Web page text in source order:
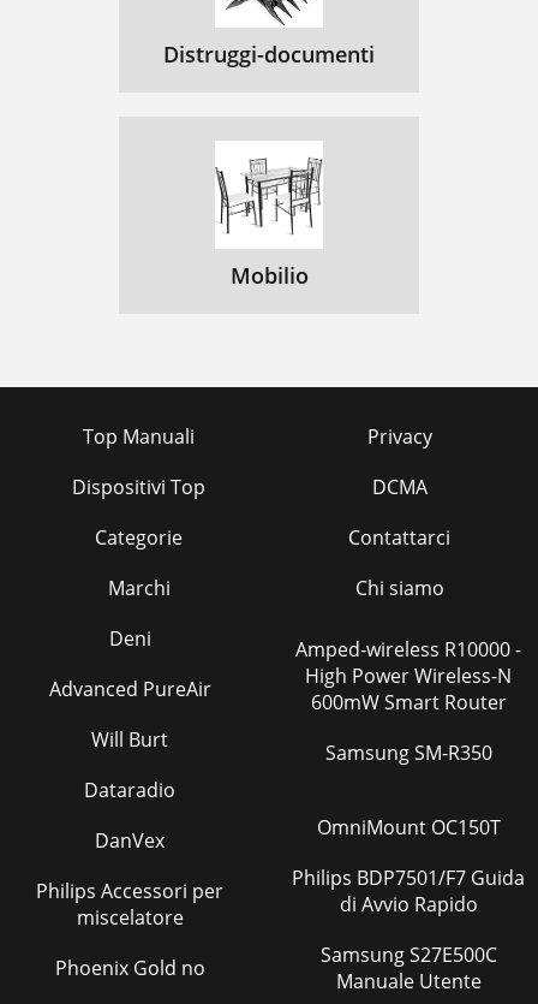
Distruggi-documenti
Mobilio
Top Manuali
Dispositivi Top
Categorie
Marchi
Privacy
DCMA
Contattarci
Chi siamo
Deni
Advanced PureAir
Will Burt
Dataradio
DanVex
Philips Accessori per
miscelatore
Phoenix Gold no
Amped-wireless R10000 -
High Power Wireless-N
600mW Smart Router
Samsung SM-R350
OmniMount OC150T
Philips BDP7501/F7 Guida
di Avvio Rapido
Samsung S27E500C
Manuale Utente